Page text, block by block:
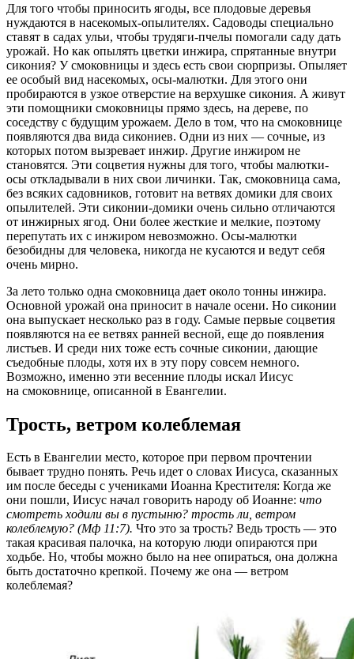
Для того чтобы приносить ягоды, все плодовые деревья
нуждаются в насекомых-опылителях. Садоводы специально
ставят в садах ульи, чтобы трудяги-пчелы помогали саду дать
урожай. Но как опылять цветки инжира, спрятанные внутри
сикония? У смоковницы и здесь есть свои сюрпризы. Опыляет
ее особый вид насекомых, осы-малютки. Для этого они
пробираются в узкое отверстие на верхушке сикония. А живут
эти помощники смоковницы прямо здесь, на дереве, по
соседству с будущим урожаем. Дело в том, что на смоковнице
появляются два вида сикониев. Одни из них — сочные, из
которых потом вызревает инжир. Другие инжиром не
становятся. Эти соцветия нужны для того, чтобы малютки-
осы откладывали в них свои личинки. Так, смоковница сама,
без всяких садовников, готовит на ветвях домики для своих
опылителей. Эти сиконии-домики очень сильно отличаются
от инжирных ягод. Они более жесткие и мелкие, поэтому
перепутать их с инжиром невозможно. Осы-малютки
безобидны для человека, никогда не кусаются и ведут себя
очень мирно.
За лето только одна смоковница дает около тонны инжира.
Основной урожай она приносит в начале осени. Но сиконии
она выпускает несколько раз в году. Самые первые соцветия
появляются на ее ветвях ранней весной, еще до появления
листьев. И среди них тоже есть сочные сиконии, дающие
съедобные плоды, хотя их в эту пору совсем немного.
Возможно, именно эти весенние плоды искал Иисус
на смоковнице, описанной в Евангелии.
Трость, ветром колеблемая
Есть в Евангелии место, которое при первом прочтении
бывает трудно понять. Речь идет о словах Иисуса, сказанных
им после беседы с учениками Иоанна Крестителя: Когда же
они пошли, Иисус начал говорить народу об Иоанне: что
смотреть ходили вы в пустыню? трость ли, ветром
колеблемую? (Мф 11:7). Что это за трость? Ведь трость — это
такая красивая палочка, на которую люди опираются при
ходьбе. Но, чтобы можно было на нее опираться, она должна
быть достаточно крепкой. Почему же она — ветром
колеблемая?